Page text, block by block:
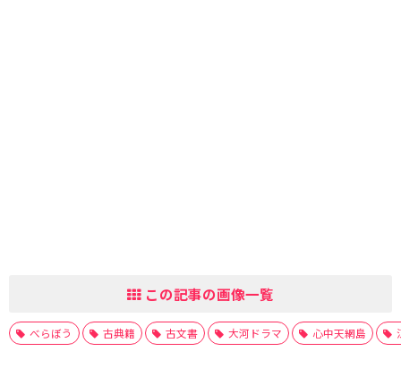
この記事の画像一覧
べらぼう 古典籍 古文書 大河ドラマ 心中天網島